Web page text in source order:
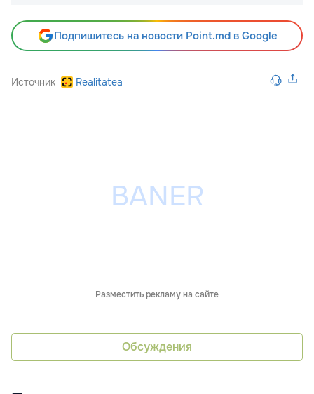
Подпишитесь на новости Point.md в Google
Источник Realitatea
Разместить рекламу на сайте
Обсуждения